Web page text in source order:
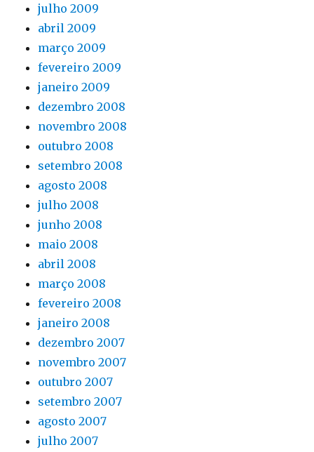
julho 2009
abril 2009
março 2009
fevereiro 2009
janeiro 2009
dezembro 2008
novembro 2008
outubro 2008
setembro 2008
agosto 2008
julho 2008
junho 2008
maio 2008
abril 2008
março 2008
fevereiro 2008
janeiro 2008
dezembro 2007
novembro 2007
outubro 2007
setembro 2007
agosto 2007
julho 2007